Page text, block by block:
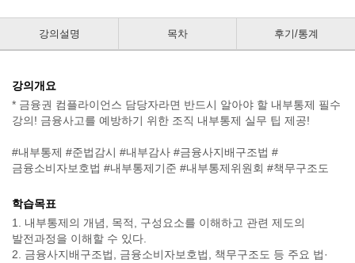
강의설명 목차 후기/통계
강의개요
* 금융권 컴플라이언스 담당자라면 반드시 알아야 할 내부통제 필수
강의! 금융사고를 예방하기 위한 조직 내부통제 실무 팁 제공!
#내부통제 #준법감시 #내부감사 #금융사지배구조법 #
금융소비자보호법 #내부통제기준 #내부통제위원회 #책무구조도
학습목표
1. 내부통제의 개념, 목적, 구성요소를 이해하고 관련 제도의
발전과정을 이해할 수 있다.
2. 금융사지배구조법, 금융소비자보호법, 책무구조도 등 주요 법·